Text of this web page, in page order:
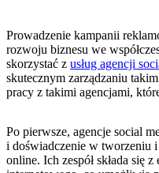
Prowadzenie⁢ kampanii
rozwoju biznesu we
skorzystać ‍z usług agencji
skutecznym zarządzaniu⁣
pracy z takimi agencjami,
Po pierwsze, agencje social
i ‌doświadczenie‌ w tworzeniu⁣
online. Ich zespół składa ‍się​